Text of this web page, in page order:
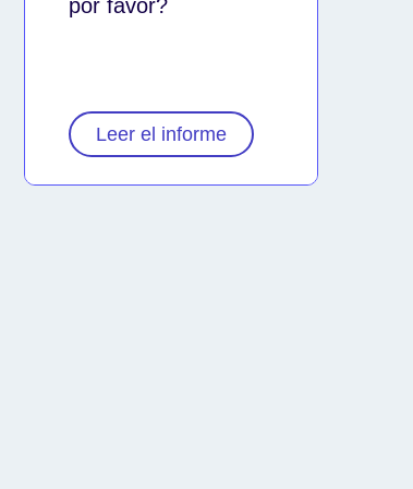
por favor?
Leer el informe